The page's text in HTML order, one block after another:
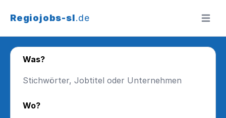
Regiojobs-sl.de Menü
Was?
Wo?